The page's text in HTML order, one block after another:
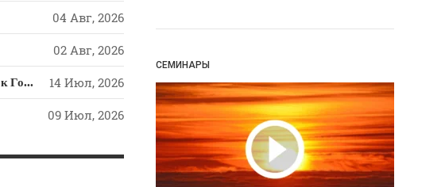
04 Авг, 2026
02 Авг, 2026
СЛОВО из СЛОВА – «Испытаем, исследуем пути свои и обратимся к Господу» 14 Июл, 2026
09 Июл, 2026
СЕМИНАРЫ